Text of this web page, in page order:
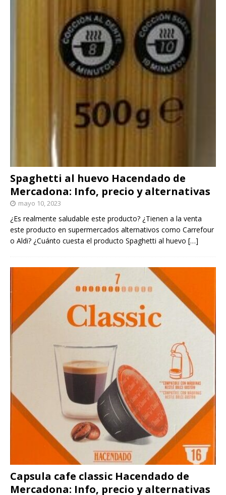
Spaghetti al huevo Hacendado de
Mercadona: Info, precio y alternativas
mayo 10, 2023
¿Es realmente saludable este producto? ¿Tienen a la venta
este producto en supermercados alternativos como Carrefour
o Aldi? ¿Cuánto cuesta el producto Spaghetti al huevo […]
Capsula cafe classic Hacendado de
Mercadona: Info, precio y alternativas